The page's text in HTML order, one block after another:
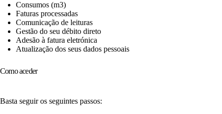
Consumos (m3)
Faturas processadas
Comunicação de leituras
Gestão do seu débito direto
Adesão à fatura eletrónica
Atualização dos seus dados pessoais
Como aceder
Basta seguir os seguintes passos: